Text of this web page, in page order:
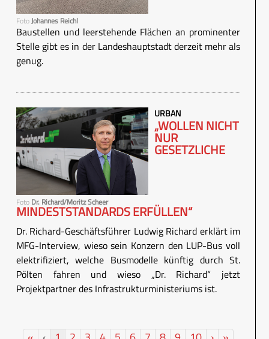
FotoJohannes Reichl
Baustellen und leerstehende Flächen an prominenter
Stelle gibt es in der Landeshauptstadt derzeit mehr als
genug.
Foto Dr. Richard/Moritz Scheer
URBAN
„WOLLEN NICHT
NUR
GESETZLICHE
MINDESTSTANDARDS ERFÜLLEN“
Dr. Richard-Geschäftsführer Ludwig Richard erklärt im
MFG-Interview, wieso sein Konzern den LUP-Bus voll
elektrifiziert, welche Busmodelle künftig durch St.
Pölten fahren und wieso „Dr. Richard“ jetzt
Projektpartner des Infrastrukturministeriums ist.